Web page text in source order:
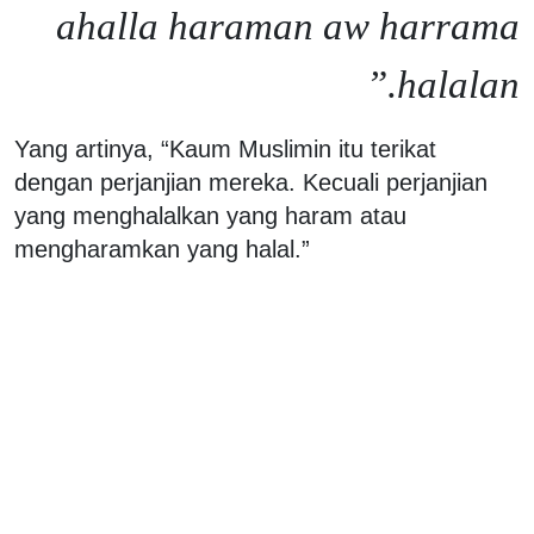
ahalla haraman aw harrama
halalan.”
Yang artinya, “Kaum Muslimin itu terikat
dengan perjanjian mereka. Kecuali perjanjian
yang menghalalkan yang haram atau
mengharamkan yang halal.”